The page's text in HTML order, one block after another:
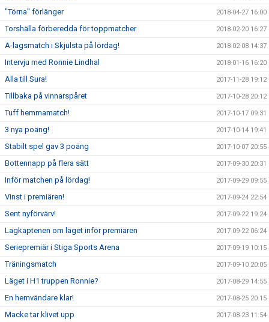
"Törna" förlänger 2018-04-27 16:00
Torshälla förberedda för toppmatcher 2018-02-20 16:27
A-lagsmatch i Skjulsta på lördag! 2018-02-08 14:37
Intervju med Ronnie Lindhal 2018-01-16 16:20
Alla till Sura! 2017-11-28 19:12
Tillbaka på vinnarspåret 2017-10-28 20:12
Tuff hemmamatch! 2017-10-17 09:31
3 nya poäng! 2017-10-14 19:41
Stabilt spel gav 3 poäng 2017-10-07 20:55
Bottennapp på flera sätt 2017-09-30 20:31
Inför matchen på lördag! 2017-09-29 09:55
Vinst i premiären! 2017-09-24 22:54
Sent nyförvärv! 2017-09-22 19:24
Lagkaptenen om läget inför premiären 2017-09-22 06:24
Seriepremiär i Stiga Sports Arena 2017-09-19 10:15
Träningsmatch 2017-09-10 20:05
Läget i H1 truppen Ronnie? 2017-08-29 14:55
En hemvändare klar! 2017-08-25 20:15
Macke tar klivet upp 2017-08-23 11:54